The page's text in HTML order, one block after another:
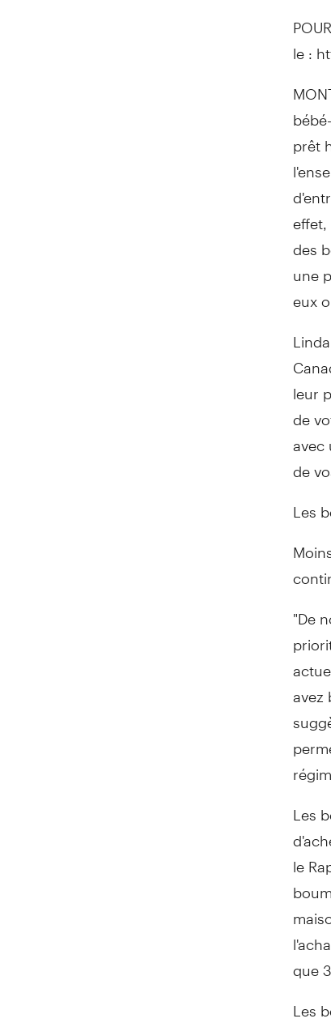
le :
prêt
des
une
eux
leur
de
de
Les
"De
Les
le
que
Les